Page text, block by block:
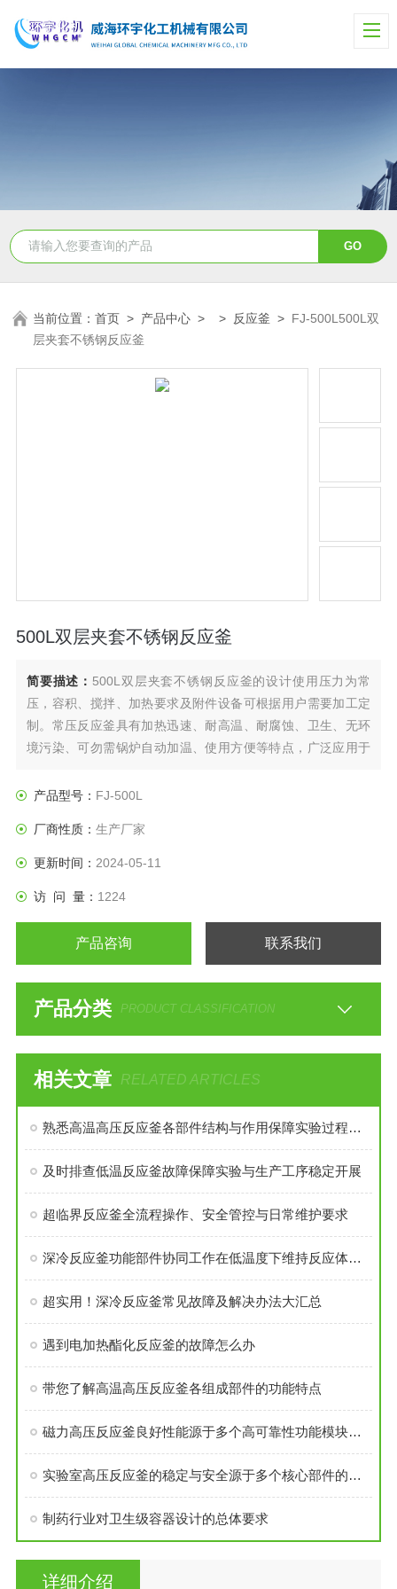
当前位置：首页 > 产品中心 > > 反应釜 > FJ-500L500L双
层夹套不锈钢反应釜
500L双层夹套不锈钢反应釜
简要描述： 500L双层夹套不锈钢反应釜的设计使用压力为常
压，容积、搅拌、加热要求及附件设备可根据用户需要加工定
制。常压反应釜具有加热迅速、耐高温、耐腐蚀、卫生、无环
境污染、可勿需锅炉自动加温、使用方便等特点，广泛应用于
化工、制药等行业理想的所需
产品型号： FJ-500L
厂商性质： 生产厂家
更新时间： 2024-05-11
访 问 量： 1224
产品咨询 联系我们
产品分类 PRODUCT CLASSIFICATION
相关文章 RELATED ARTICLES
熟悉高温高压反应釜各部件结构与作用保障实验过程安全稳定
及时排查低温反应釜故障保障实验与生产工序稳定开展
超临界反应釜全流程操作、安全管控与日常维护要求
深冷反应釜功能部件协同工作在低温度下维持反应体系的稳定性
超实用！深冷反应釜常见故障及解决办法大汇总
遇到电加热酯化反应釜的故障怎么办
带您了解高温高压反应釜各组成部件的功能特点
磁力高压反应釜良好性能源于多个高可靠性功能模块的精密集成
实验室高压反应釜的稳定与安全源于多个核心部件的科学设计
制药行业对卫生级容器设计的总体要求
详细介绍